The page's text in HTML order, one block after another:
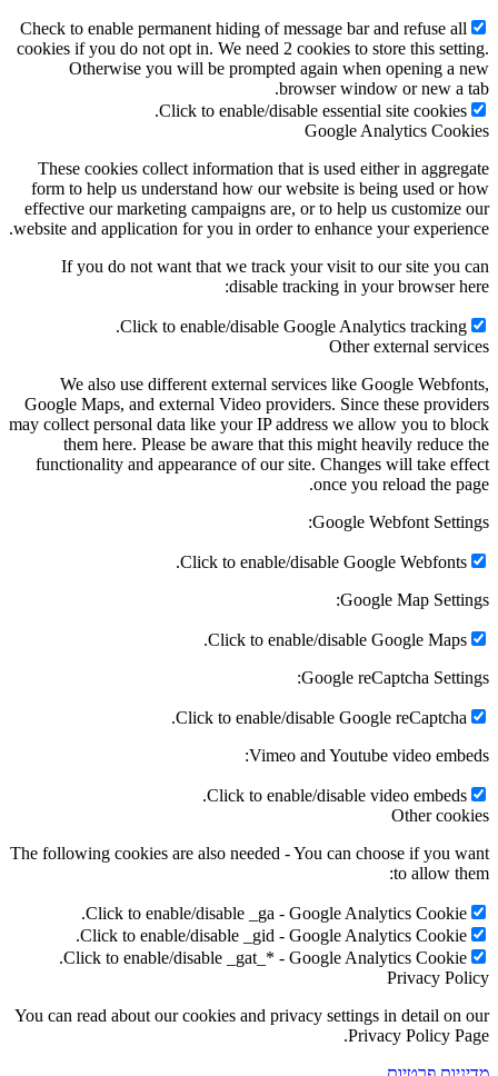
Check to enable permanent hiding of message bar and refuse all
cookies if you do not opt in. We need 2 cookies to store this setting.
Otherwise you will be prompted again when opening a new
browser window or new a tab.
Click to enable/disable essential site cookies.
Google Analytics Cookies
These cookies collect information that is used either in aggregate
form to help us understand how our website is being used or how
effective our marketing campaigns are, or to help us customize our
website and application for you in order to enhance your experience.
If you do not want that we track your visit to our site you can
disable tracking in your browser here:
Click to enable/disable Google Analytics tracking.
Other external services
We also use different external services like Google Webfonts,
Google Maps, and external Video providers. Since these providers
may collect personal data like your IP address we allow you to block
them here. Please be aware that this might heavily reduce the
functionality and appearance of our site. Changes will take effect
once you reload the page.
Google Webfont Settings:
Click to enable/disable Google Webfonts.
Google Map Settings:
Click to enable/disable Google Maps.
Google reCaptcha Settings:
Click to enable/disable Google reCaptcha.
Vimeo and Youtube video embeds:
Click to enable/disable video embeds.
Other cookies
The following cookies are also needed - You can choose if you want
to allow them:
Click to enable/disable _ga - Google Analytics Cookie.
Click to enable/disable _gid - Google Analytics Cookie.
Click to enable/disable _gat_* - Google Analytics Cookie.
Privacy Policy
You can read about our cookies and privacy settings in detail on our
Privacy Policy Page.